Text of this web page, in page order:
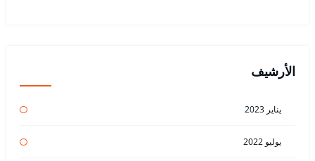
الأرشيف
يناير 2023
يوليو 2022